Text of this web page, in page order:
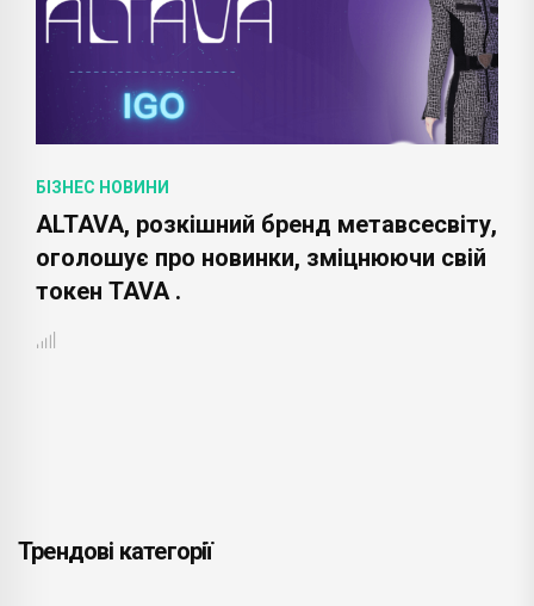
БІЗНЕС НОВИНИ
ALTAVA, розкішний бренд метавсесвіту,
оголошує про новинки, зміцнюючи свій
токен TAVA .
Трендові категорії